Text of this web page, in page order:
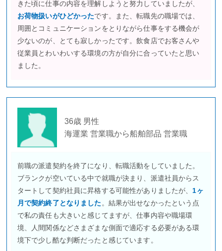
きた頃に仕事の内容を理解しようと努力していましたが、
お荷物扱いがひどかったです。また、転職先の職場では、
周囲とコミュニケーションをとりながら仕事をする機会が
少ないのが、とても寂しかったです。飲食店でお客さんや
従業員とわいわいする環境の方が自分に合っていたと思い
ました。
36歳 男性
海運業 営業職から船舶部品 営業職
前職の派遣契約を終了になり、転職活動をしていました。
ブランクが空いている中で就職が決まり、派遣社員からス
タートして契約社員に昇格する可能性がありましたが、1ヶ
月で契約終了となりました。結果が出せなかったという点
で私の責任も大きいと感じてますが、仕事内容や職場環
境、人間関係などさまざまな側面で適応する必要がある環
境下で少し酷な判断だったと感じています。